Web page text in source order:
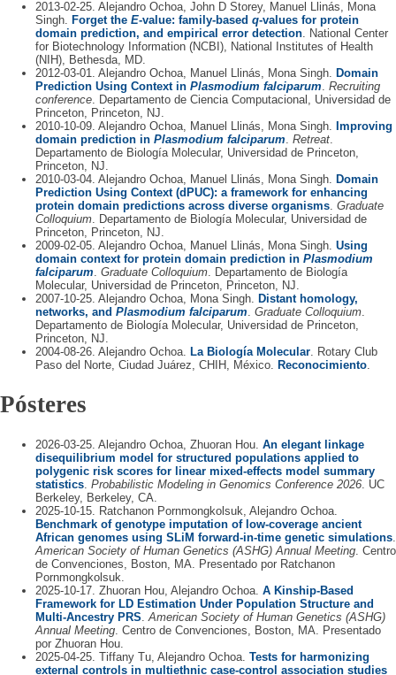
2013-02-25. Alejandro Ochoa, John D Storey, Manuel Llinás, Mona
Singh.
Forget the E-value: family-based q-values for protein
domain prediction, and empirical error detection . National Center
for Biotechnology Information (NCBI), National Institutes of Health
(NIH), Bethesda, MD.
2012-03-01. Alejandro Ochoa, Manuel Llinás, Mona Singh.
Domain
Prediction Using Context in Plasmodium falciparum Recruiting
conference . Departamento de Ciencia Computacional, Universidad de
Princeton, Princeton, NJ.
2010-10-09. Alejandro Ochoa, Manuel Llinás, Mona Singh.
Improving
domain prediction in Plasmodium falciparum Retreat
Departamento de Biología Molecular, Universidad de Princeton,
Princeton, NJ.
2010-03-04. Alejandro Ochoa, Manuel Llinás, Mona Singh.
Domain
Prediction Using Context (dPUC): a framework for enhancing
protein domain predictions across diverse organisms Graduate
Colloquium . Departamento de Biología Molecular, Universidad de
Princeton, Princeton, NJ.
2009-02-05. Alejandro Ochoa, Manuel Llinás, Mona Singh. Using
domain context for protein domain prediction in Plasmodium
falciparum Graduate Colloquium . Departamento de Biología
Molecular, Universidad de Princeton, Princeton, NJ.
2007-10-25. Alejandro Ochoa, Mona Singh.
Distant homology,
networks, and Plasmodium falciparum Graduate Colloquium
Departamento de Biología Molecular, Universidad de Princeton,
Princeton, NJ.
2004-08-26. Alejandro Ochoa.
La Biología Molecular . Rotary Club
Paso del Norte, Ciudad Juárez, CHIH, México.
Reconocimiento
Pósteres
2026-03-25. Alejandro Ochoa, Zhuoran Hou. An elegant linkage
disequilibrium model for structured populations applied to
polygenic risk scores for linear mixed-effects model summary
statistics. Probabilistic Modeling in Genomics Conference 2026. UC
Berkeley, Berkeley, CA.
2025-10-15. Ratchanon Pornmongkolsuk, Alejandro Ochoa.
Benchmark of genotype imputation of low-coverage ancient
African genomes using SLiM forward-in-time genetic simulations.
American Society of Human Genetics (ASHG) Annual Meeting. Centro
de Convenciones, Boston, MA. Presentado por Ratchanon
Pornmongkolsuk.
2025-10-17. Zhuoran Hou, Alejandro Ochoa. A Kinship-Based
Framework for LD Estimation Under Population Structure and
Multi-Ancestry PRS.American Society of Human Genetics (ASHG)
Annual Meeting. Centro de Convenciones, Boston, MA. Presentado
por Zhuoran Hou.
2025-04-25. Tiffany Tu, Alejandro Ochoa. Tests for harmonizing
external controls in multiethnic case-control association studies